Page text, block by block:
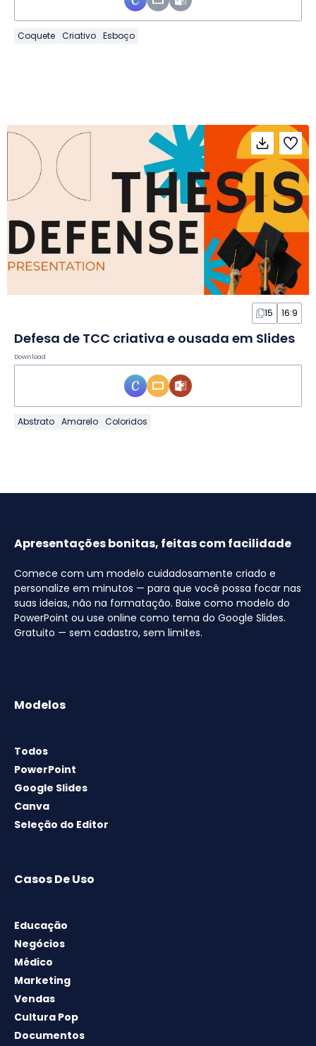
Coquete Criativo Esboço
15 16:9
Defesa de TCC criativa e ousada em Slides
Download
Abstrato Amarelo Coloridos
Apresentações bonitas, feitas com facilidade
Comece com um modelo cuidadosamente criado e
personalize em minutos — para que você possa focar nas
suas ideias, não na formatação. Baixe como modelo do
PowerPoint ou use online como tema do Google Slides.
Gratuito — sem cadastro, sem limites.
Modelos
Todos
PowerPoint
Google Slides
Canva
Seleção do Editor
Casos De Uso
Educação
Negócios
Médico
Marketing
Vendas
Cultura Pop
Documentos